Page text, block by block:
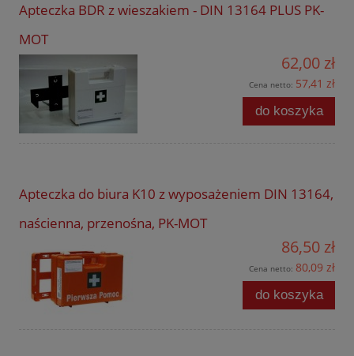
Apteczka BDR z wieszakiem - DIN 13164 PLUS PK-
MOT
62,00 zł
Cena netto: 57,41 zł
do koszyka
Apteczka do biura K10 z wyposażeniem DIN 13164,
naścienna, przenośna, PK-MOT
86,50 zł
Cena netto: 80,09 zł
do koszyka